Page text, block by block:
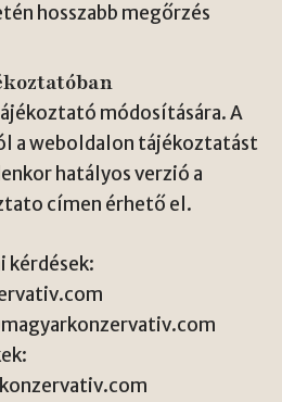
hosszabb megőrzés
módosítására. A
a weboldalon tájékoztatást
hatályos verzió a
címen érhető el.
kérdések: